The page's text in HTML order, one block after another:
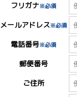
フリガナ※必須
メールアドレス※必須
電話番号※必須
郵便番号
ご住所